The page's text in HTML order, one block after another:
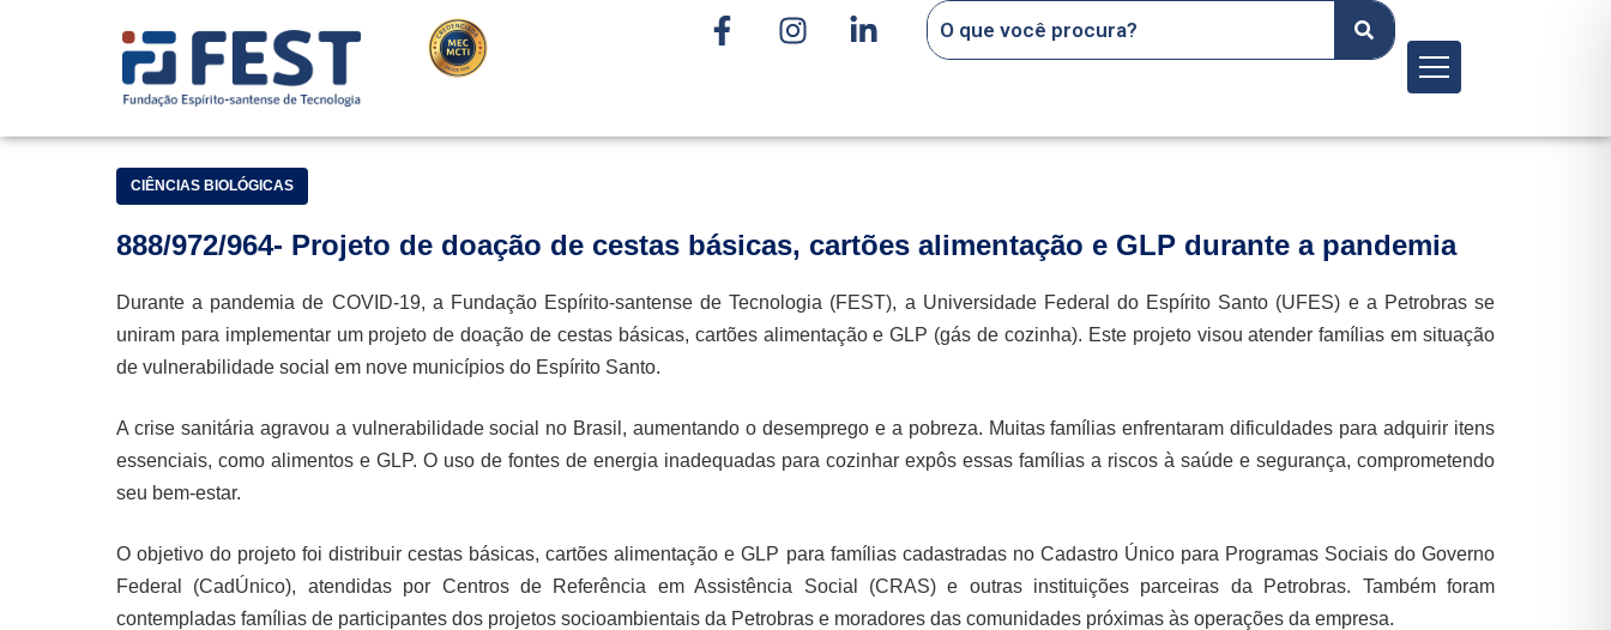
Menu
CIÊNCIAS BIOLÓGICAS
888/972/964- Projeto de doação de cestas básicas, cartões alimentação e GLP durante a pandemia
Durante a pandemia de COVID-19, a Fundação Espírito-santense de Tecnologia (FEST), a Universidade Federal do Espírito Santo (UFES) e a Petrobras se
uniram para implementar um projeto de doação de cestas básicas, cartões alimentação e GLP (gás de cozinha). Este projeto visou atender famílias em situação
de vulnerabilidade social em nove municípios do Espírito Santo.
A crise sanitária agravou a vulnerabilidade social no Brasil, aumentando o desemprego e a pobreza. Muitas famílias enfrentaram dificuldades para adquirir itens
essenciais, como alimentos e GLP. O uso de fontes de energia inadequadas para cozinhar expôs essas famílias a riscos à saúde e segurança, comprometendo
seu bem-estar.
O objetivo do projeto foi distribuir cestas básicas, cartões alimentação e GLP para famílias cadastradas no Cadastro Único para Programas Sociais do Governo
Federal (CadÚnico), atendidas por Centros de Referência em Assistência Social (CRAS) e outras instituições parceiras da Petrobras. Também foram
contempladas famílias de participantes dos projetos socioambientais da Petrobras e moradores das comunidades próximas às operações da empresa.